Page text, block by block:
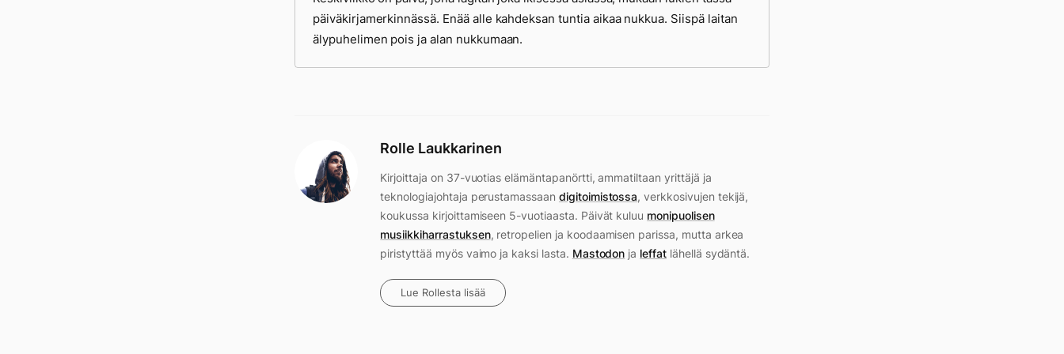
päiväkirjamerkinnässä. Enää alle kahdeksan tuntia aikaa nukkua. Siispä laitan
älypuhelimen pois ja alan nukkumaan.
Rolle Laukkarinen
Kirjoittaja on 37-vuotias elämäntapanörtti, ammatiltaan yrittäjä ja
teknologiajohtaja perustamassaan digitoimistossa, verkkosivujen tekijä,
koukussa kirjoittamiseen 5-vuotiaasta. Päivät kuluu monipuolisen
musiikkiharrastuksen, retropelien ja koodaamisen parissa, mutta arkea
piristyttää myös vaimo ja kaksi lasta. Mastodon ja leffatlähellä sydäntä.
Lue Rollesta lisää